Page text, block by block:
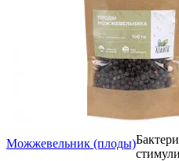
Можжевельник (плоды)